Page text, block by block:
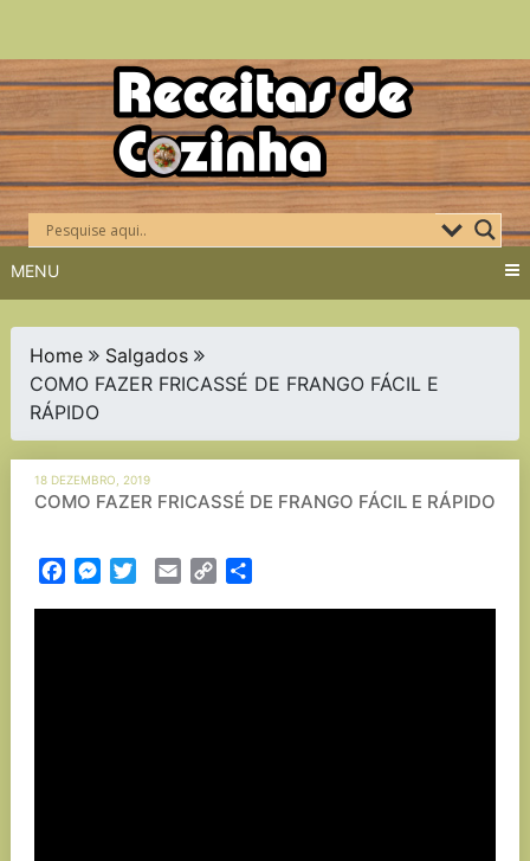
Skip
to
content
MENU
Home
Salgados
COMO FAZER FRICASSÉ DE FRANGO FÁCIL E
RÁPIDO
18 DEZEMBRO, 2019
COMO FAZER FRICASSÉ DE FRANGO FÁCIL E RÁPIDO
FacebookMessenger
TwitterEmail Copy